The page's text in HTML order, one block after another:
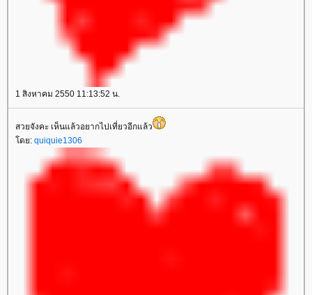
1 สิงหาคม 2550 11:13:52 น.
สวยจังคะ เห็นแล้วอยากไปเที่ยวอีกแล้ว
ดย: quiquie1306